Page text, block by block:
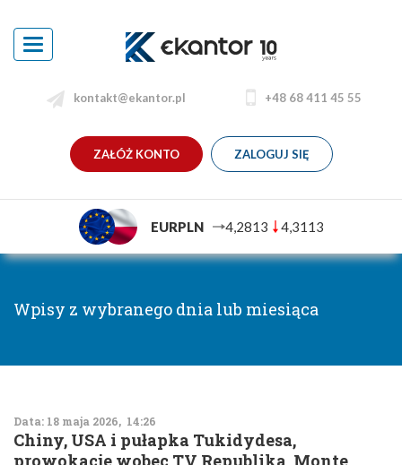
Toggle
navigation
kontakt@ekantor.pl +48 68 411 45 55
ZAŁÓŻ KONTO ZALOGUJ SIĘ
EURPLN 4,2813 4,3113
Wpisy z wybranego dnia lub miesiąca
Data: 18 maja 2026, 14:26
Chiny, USA i pułapka Tukidydesa,
prowokacje wobec TV Republika, Monte